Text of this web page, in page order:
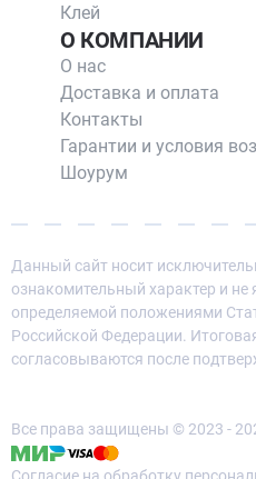
Клей
О КОМПАНИИ
О нас
Доставка и оплата
Контакты
Гарантии и условия
Шоурум
Данный сайт носит
ознакомительный характер и не
определяемой положениями
Российской Федерации.
согласовываются после
Все права защищены © 2023 -
Согласие на обработку